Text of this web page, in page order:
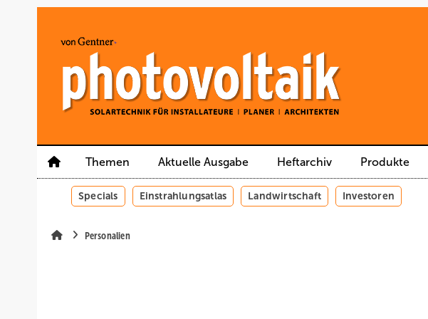
Themen Aktuelle Ausgabe Heftarchiv Produkte
Specials Einstrahlungsatlas Landwirtschaft Investoren
Personalien